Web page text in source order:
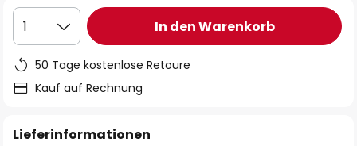
1 In den Warenkorb
50 Tage kostenlose Retoure
Kauf auf Rechnung
Lieferinformationen